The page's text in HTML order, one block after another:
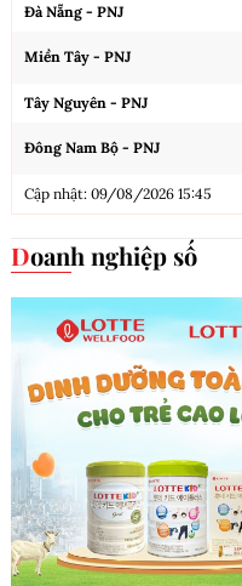
Đà Nẵng - PNJ
Miền Tây - PNJ
Tây Nguyên - PNJ
Đông Nam Bộ - PNJ
Cập nhật: 09/08/2026 15:45
Doanh nghiệp số